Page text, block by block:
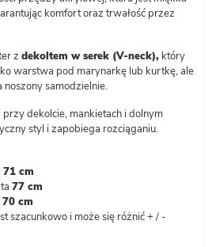
komfort oraz trwałość przez
z dekoltem w serek (V-neck), który
warstwa pod marynarkę lub kurtkę, ale
samodzielnie.
dekolcie, mankietach i dolnym
styl i zapobiega rozciąganiu.
71 cm
77 cm
70 cm
szacunkowo i może się różnić + / -